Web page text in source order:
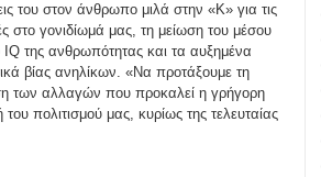
του στον άνθρωπο μιλά στην «Κ» για τις
στο γονιδίωμά μας, τη μείωση του μέσου
IQ της ανθρωπότητας και τα αυξημένα
βίας ανηλίκων. «Να προτάξουμε τη
των αλλαγών που προκαλεί η γρήγορη
του πολιτισμού μας, κυρίως της τελευταίας